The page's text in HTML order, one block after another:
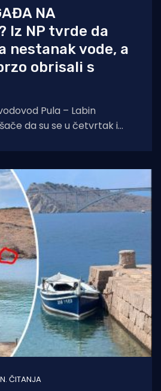
NA
Iz NP tvrde da
nestanak vode, a
obrisali s
Pula – Labin
da su se u četvrtak i
ČITANJA